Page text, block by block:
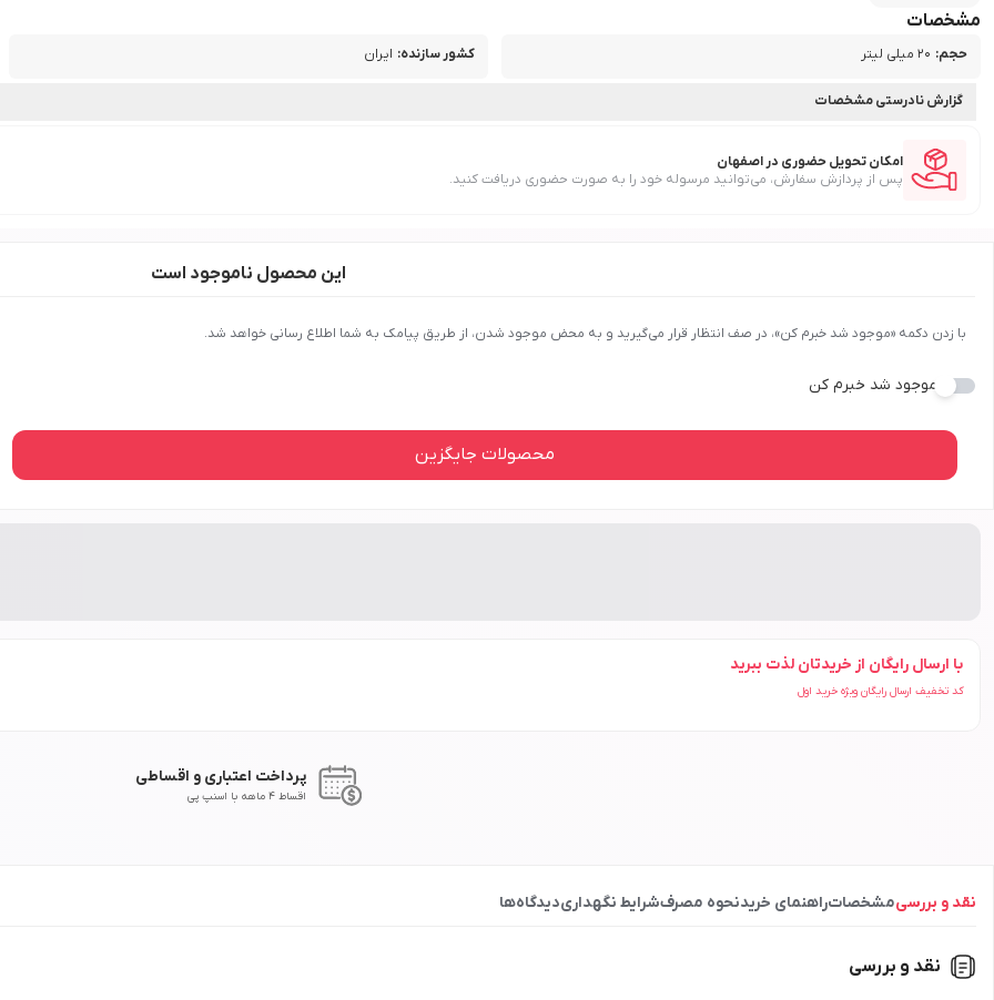
مشخصات
حجم: 20 میلی لیتر کشور سازنده: ایران
گزارش نادرستی مشخصات
امکان تحویل حضوری در اصفهان
پس از پردازش سفارش، می‌توانید مرسوله خود را به صورت حضوری دریافت کنید.
این محصول ناموجود است
با زدن دکمه «موجود شد خبرم کن»، در صف انتظار قرار می‌گیرید و به محض موجود شدن، از طریق پیامک به شما اطلاع رسانی خواهد شد.
موجود شد خبرم کن
محصولات جایگزین
با ارسال رایگان از خریدتان لذت ببرید
کد تخفیف ارسال رایگان ویژه خرید اول
پرداخت اعتباری و اقساطی
اقساط 4 ماهه با اسنپ پی
نقد و بررسیمشخصاتراهنمای خریدنحوه مصرفشرایط نگهداریدیدگاه‌ها
نقد و بررسی